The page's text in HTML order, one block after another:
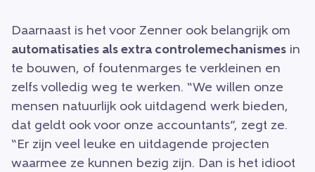
Daarnaast is het voor Zenner ook belangrijk om
automatisaties als extra controlemechanismes in
te bouwen, of foutenmarges te verkleinen en
zelfs volledig weg te werken. “We willen onze
mensen natuurlijk ook uitdagend werk bieden,
dat geldt ook voor onze accountants”, zegt ze.
“Er zijn veel leuke en uitdagende projecten
waarmee ze kunnen bezig zijn. Dan is het idioot